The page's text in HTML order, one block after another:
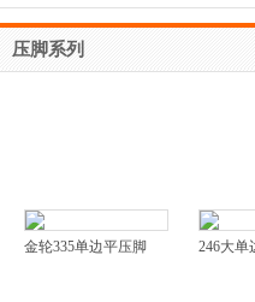
压脚系列
金轮335单边平压脚 246大单